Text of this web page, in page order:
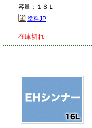
容量：１８Ｌ
塗料JP
在庫切れ